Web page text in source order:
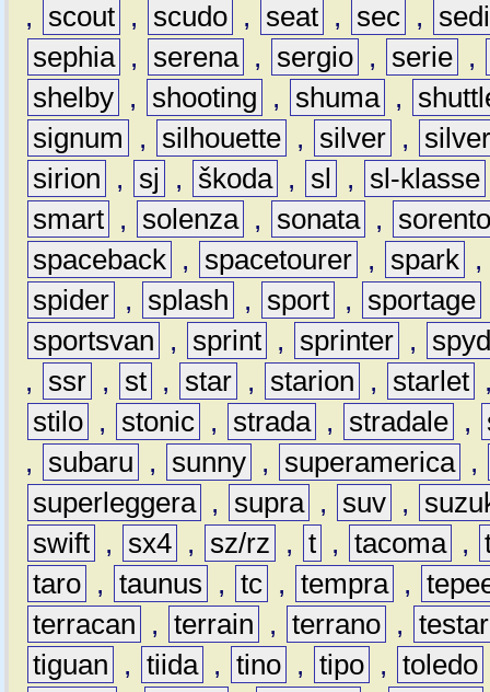
,
scout , scudo , seat , sec ,
sephia , serena , sergio , serie ,
shelby , shooting , shuma ,
signum
, silhouette , silver ,
sirion
, sj , škoda , sl , sl-klasse
smart , solenza , sonata ,
spaceback , spacetourer , spark ,
spider , splash , sport , sportage
sportsvan
, sprint , sprinter ,
,
ssr , st , star , starion , starlet
stilo , stonic , strada , stradale ,
,
subaru , sunny , superamerica ,
superleggera , supra , suv ,
swift , sx4 , sz/rz , t , tacoma ,
taro , taunus , tc , tempra ,
terracan
, terrain , terrano ,
tiguan
, tiida , tino , tipo , toledo